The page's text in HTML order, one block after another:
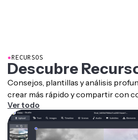
Descubre
Consejos, plantillas y análisis
crear más rápido y compartir con
Ver todo